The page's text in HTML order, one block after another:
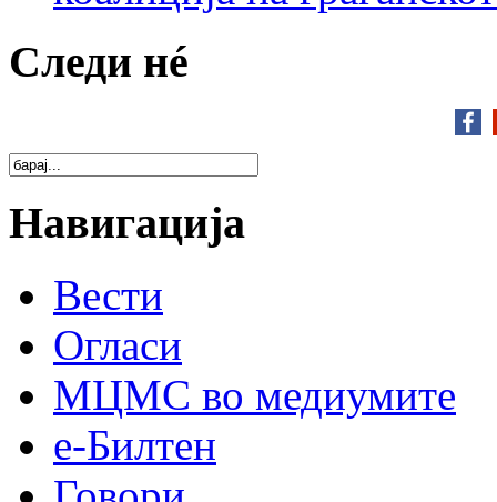
Следи нé
Навигација
Вести
Огласи
МЦМС во медиумите
е-Билтен